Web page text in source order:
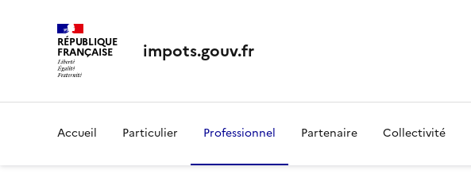
RÉPUBLIQUE
FRANÇAISE impots.gouv.fr
Accueil Particulier Professionnel Partenaire Collectivité